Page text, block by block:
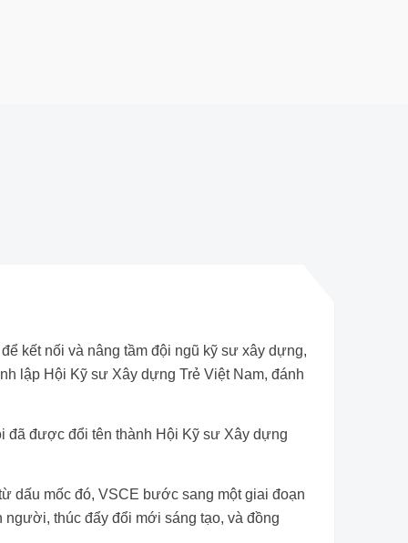
kết nối và nâng tầm đội ngũ kỹ sư xây dựng,
lập Hội Kỹ sư Xây dựng Trẻ Việt Nam, đánh
đã được đổi tên thành Hội Kỹ sư Xây dựng
dấu mốc đó, VSCE bước sang một giai đoạn
thúc đẩy đổi mới sáng tạo, và đồng